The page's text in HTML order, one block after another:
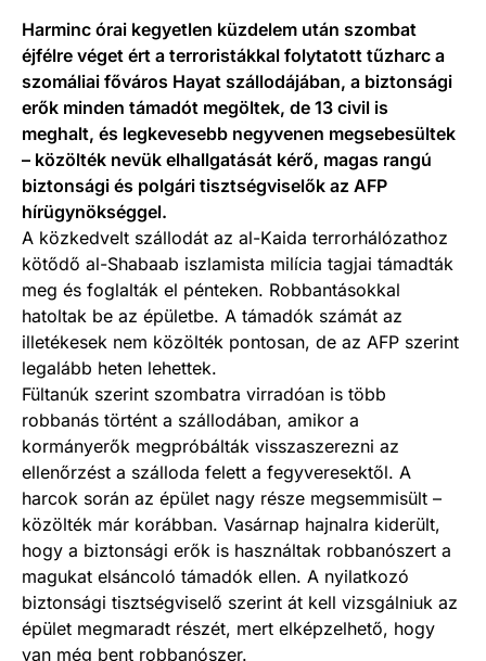
Harminc órai kegyetlen küzdelem után szombat
éjfélre véget ért a terroristákkal folytatott tűzharc a
szomáliai főváros Hayat szállodájában, a biztonsági
erők minden támadót megöltek, de 13 civil is
meghalt, és legkevesebb negyvenen megsebesültek
– közölték nevük elhallgatását kérő, magas rangú
biztonsági és polgári tisztségviselők az AFP
hírügynökséggel.
A közkedvelt szállodát az al-Kaida terrorhálózathoz
kötődő al-Shabaab iszlamista milícia tagjai támadták
meg és foglalták el pénteken. Robbantásokkal
hatoltak be az épületbe. A támadók számát az
illetékesek nem közölték pontosan, de az AFP szerint
legalább heten lehettek.
Fültanúk szerint szombatra virradóan is több
robbanás történt a szállodában, amikor a
kormányerők megpróbálták visszaszerezni az
ellenőrzést a szálloda felett a fegyveresektől. A
harcok során az épület nagy része megsemmisült –
közölték már korábban. Vasárnap hajnalra kiderült,
hogy a biztonsági erők is használtak robbanószert a
magukat elsáncoló támadók ellen. A nyilatkozó
biztonsági tisztségviselő szerint át kell vizsgálniuk az
épület megmaradt részét, mert elképzelhető, hogy
van még bent robbanószer.